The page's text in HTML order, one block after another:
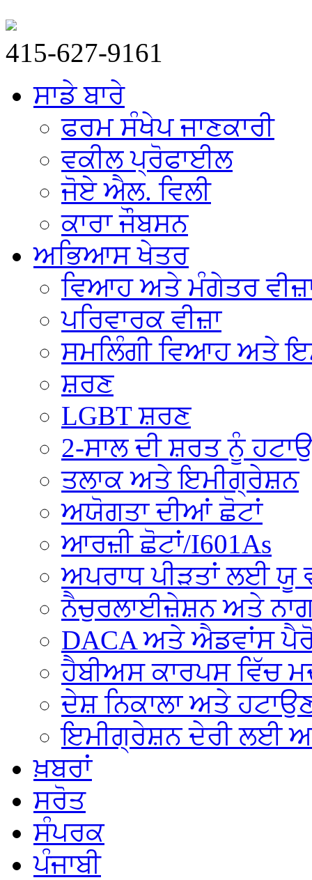
415-627-9161
ਸਾਡੇ ਬਾਰੇ
ਫਰਮ ਸੰਖੇਪ ਜਾਣਕਾਰੀ
ਵਕੀਲ ਪ੍ਰੋਫਾਈਲ
ਜੋਏ ਐਲ. ਵਿਲੀ
ਕਾਰਾ ਜੌਬਸਨ
ਅਭਿਆਸ ਖੇਤਰ
ਵਿਆਹ ਅਤੇ ਮੰਗੇਤਰ
ਪਰਿਵਾਰਕ ਵੀਜ਼ਾ
ਸਮਲਿੰਗੀ ਵਿਆਹ ਅਤੇ
ਸ਼ਰਣ
LGBT ਸ਼ਰਣ
2-ਸਾਲ ਦੀ ਸ਼ਰਤ ਨੂੰ
ਤਲਾਕ ਅਤੇ ਇਮੀਗ੍ਰੇਸ਼ਨ
ਅਯੋਗਤਾ ਦੀਆਂ ਛੋਟਾਂ
ਆਰਜ਼ੀ ਛੋਟਾਂ/I601As
ਅਪਰਾਧ ਪੀੜਤਾਂ ਲਈ ਯੂ
ਨੈਚੁਰਲਾਈਜ਼ੇਸ਼ਨ ਅਤੇ
DACA ਅਤੇ ਐਡਵਾਂਸ
ਹੈਬੀਅਸ ਕਾਰਪਸ ਵਿੱਚ
ਦੇਸ਼ ਨਿਕਾਲਾ ਅਤੇ
ਇਮੀਗ੍ਰੇਸ਼ਨ ਦੇਰੀ ਲਈ
ਖ਼ਬਰਾਂ
ਸਰੋਤ
ਸੰਪਰਕ
ਪੰਜਾਬੀ